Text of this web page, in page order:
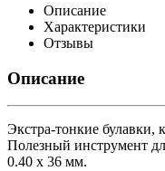
Описание
Характеристики
Отзывы
Описание
Экстра-тонкие булавки,
Полезный инструмент
0.40 х 36 мм.